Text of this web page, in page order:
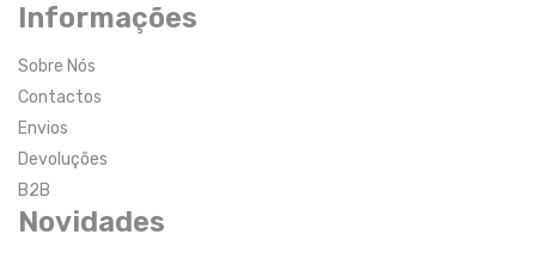
Informações
Sobre Nós
Contactos
Envios
Devoluções
B2B
Novidades